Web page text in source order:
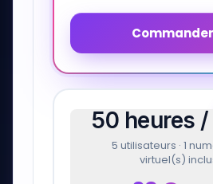
Commander
50 heures
5 utilisateurs · 1
virtuel(s)